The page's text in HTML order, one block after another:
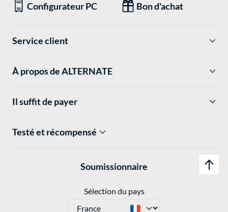
Configurateur PC Bon d'achat
Service client
À propos de ALTERNATE
Il suffit de payer
Testé et récompensé
Soumissionnaire
Sélection du pays